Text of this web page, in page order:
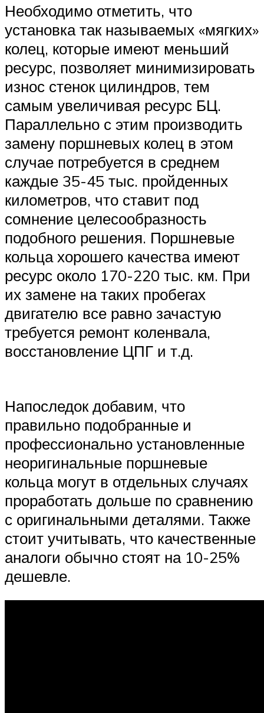
Необходимо отметить, что
установка так называемых «мягких»
колец, которые имеют меньший
ресурс, позволяет минимизировать
износ стенок цилиндров, тем
самым увеличивая ресурс БЦ.
Параллельно с этим производить
замену поршневых колец в этом
случае потребуется в среднем
каждые 35-45 тыс. пройденных
километров, что ставит под
сомнение целесообразность
подобного решения. Поршневые
кольца хорошего качества имеют
ресурс около 170-220 тыс. км. При
их замене на таких пробегах
двигателю все равно зачастую
требуется ремонт коленвала,
восстановление ЦПГ и т.д.
Напоследок добавим, что
правильно подобранные и
профессионально установленные
неоригинальные поршневые
кольца могут в отдельных случаях
проработать дольше по сравнению
с оригинальными деталями. Также
стоит учитывать, что качественные
аналоги обычно стоят на 10-25%
дешевле.